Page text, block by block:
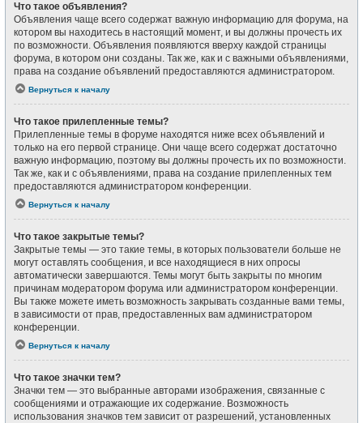
Что такое объявления?
Объявления чаще всего содержат важную информацию для форума, на
котором вы находитесь в настоящий момент, и вы должны прочесть их
по возможности. Объявления появляются вверху каждой страницы
форума, в котором они созданы. Так же, как и с важными объявлениями,
права на создание объявлений предоставляются администратором.
Вернуться к началу
Что такое прилепленные темы?
Прилепленные темы в форуме находятся ниже всех объявлений и
только на его первой странице. Они чаще всего содержат достаточно
важную информацию, поэтому вы должны прочесть их по возможности.
Так же, как и с объявлениями, права на создание прилепленных тем
предоставляются администратором конференции.
Вернуться к началу
Что такое закрытые темы?
Закрытые темы — это такие темы, в которых пользователи больше не
могут оставлять сообщения, и все находящиеся в них опросы
автоматически завершаются. Темы могут быть закрыты по многим
причинам модератором форума или администратором конференции.
Вы также можете иметь возможность закрывать созданные вами темы,
в зависимости от прав, предоставленных вам администратором
конференции.
Вернуться к началу
Что такое значки тем?
Значки тем — это выбранные авторами изображения, связанные с
сообщениями и отражающие их содержание. Возможность
использования значков тем зависит от разрешений, установленных